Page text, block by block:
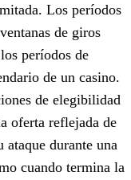
Los períodos
de giros
períodos de
de un casino.
de elegibilidad
oferta reflejada de
ataque durante una
cuando termina la